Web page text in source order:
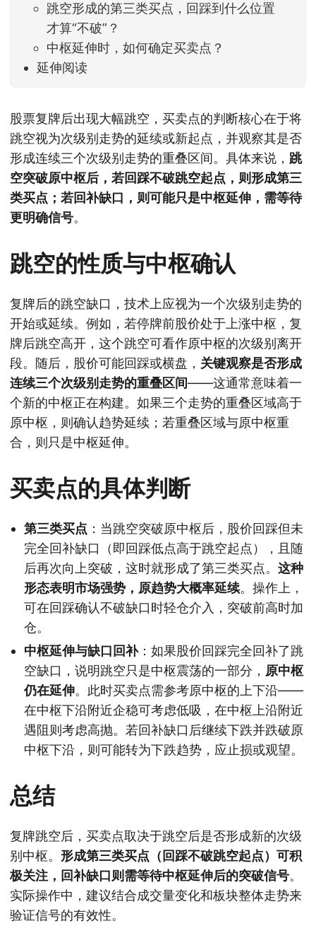
跳空形成的第三类买点，回踩到什么位置
才算“不破”？
中枢延伸时，如何确定买卖点？
延伸阅读
股票复牌后出现大幅跳空，买卖点的判断核心在于将
跳空视为次级别走势的延续或新起点，并观察其是否
形成连续三个次级别走势的重叠区间。具体来说， 跳
空突破原中枢后，若回踩不破跳空起点，则形成第三
类买点；若回补缺口，则可能只是中枢延伸，需等待
更明确信号。
跳空的性质与中枢确认
复牌后的跳空缺口，技术上应视为一个次级别走势的
开始或延续。例如，若停牌前股价处于上涨中枢，复
牌后跳空高开，这个跳空可看作原中枢的次级别离开
段。随后，股价可能回踩或横盘， 关键观察是否形成
连续三个次级别走势的重叠区间——这通常意味着一
个新的中枢正在构建。如果三个走势的重叠区域高于
原中枢，则确认趋势延续；若重叠区域与原中枢重
合，则只是中枢延伸。
买卖点的具体判断
第三类买点 ：当跳空突破原中枢后，股价回踩但未
完全回补缺口（即回踩低点高于跳空起点），且随
后再次向上突破，这时就形成了第三类买点。 这种
形态表明市场强势，原趋势大概率延续。操作上，
可在回踩确认不破缺口时轻仓介入，突破前高时加
仓。
中枢延伸与缺口回补：如果股价回踩完全回补了跳
空缺口，说明跳空只是中枢震荡的一部分， 原中枢
仍在延伸。此时买卖点需参考原中枢的上下沿——
在中枢下沿附近企稳可考虑低吸，在中枢上沿附近
遇阻则考虑高抛。若回补缺口后继续下跌并跌破原
中枢下沿，则可能转为下跌趋势，应止损或观望。
总结
复牌跳空后，买卖点取决于跳空后是否形成新的次级
别中枢。 形成第三类买点（回踩不破跳空起点）可积
极关注，回补缺口则需等待中枢延伸后的突破信号。
实际操作中，建议结合成交量变化和板块整体走势来
验证信号的有效性。